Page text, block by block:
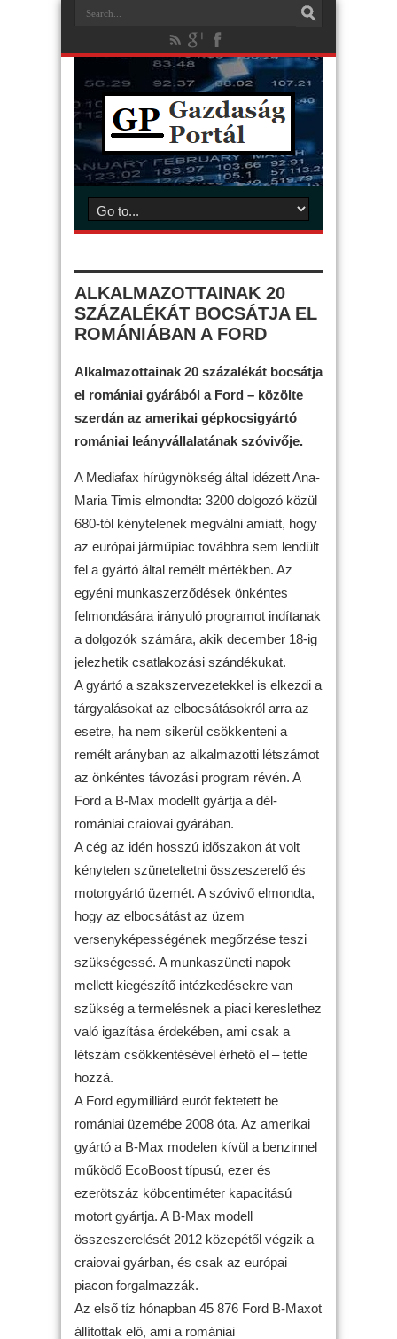
ALKALMAZOTTAINAK 20
SZÁZALÉKÁT BOCSÁTJA EL
ROMÁNIÁBAN A FORD
Alkalmazottainak 20 százalékát bocsátja
el romániai gyárából a Ford – közölte
szerdán az amerikai gépkocsigyártó
romániai leányvállalatának szóvivője.
A Mediafax hírügynökség által idézett Ana-
Maria Timis elmondta: 3200 dolgozó közül
680-tól kénytelenek megválni amiatt, hogy
az európai járműpiac továbbra sem lendült
fel a gyártó által remélt mértékben. Az
egyéni munkaszerződések önkéntes
felmondására irányuló programot indítanak
a dolgozók számára, akik december 18-ig
jelezhetik csatlakozási szándékukat.
A gyártó a szakszervezetekkel is elkezdi a
tárgyalásokat az elbocsátásokról arra az
esetre, ha nem sikerül csökkenteni a
remélt arányban az alkalmazotti létszámot
az önkéntes távozási program révén. A
Ford a B-Max modellt gyártja a dél-
romániai craiovai gyárában.
A cég az idén hosszú időszakon át volt
kénytelen szüneteltetni összeszerelő és
motorgyártó üzemét. A szóvivő elmondta,
hogy az elbocsátást az üzem
versenyképességének megőrzése teszi
szükségessé. A munkaszüneti napok
mellett kiegészítő intézkedésekre van
szükség a termelésnek a piaci kereslethez
való igazítása érdekében, ami csak a
létszám csökkentésével érhető el – tette
hozzá.
A Ford egymilliárd eurót fektetett be
romániai üzemébe 2008 óta. Az amerikai
gyártó a B-Max modelen kívül a benzinnel
működő EcoBoost típusú, ezer és
ezerötszáz köbcentiméter kapacitású
motort gyártja. A B-Max modell
összeszerelését 2012 közepétől végzik a
craiovai gyárban, és csak az európai
piacon forgalmazzák.
Az első tíz hónapban 45 876 Ford B-Maxot
állítottak elő, ami a romániai